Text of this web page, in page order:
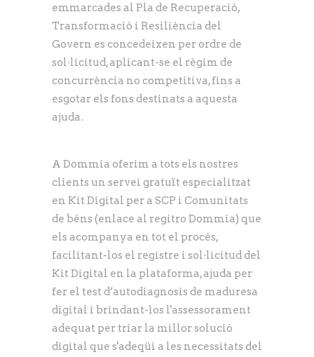
emmarcades al Pla de Recuperació,
Transformació i Resiliència del
Govern es concedeixen per ordre de
sol·licitud, aplicant-se el règim de
concurrència no competitiva, fins a
esgotar els fons destinats a aquesta
ajuda.
A Dommia oferim a tots els nostres
clients un servei gratuït especialitzat
en Kit Digital per a SCP i Comunitats
de béns (enlace al regitro Dommia) que
els acompanya en tot el procés,
facilitant-los el registre i sol·licitud del
Kit Digital en la plataforma, ajuda per
fer el test d’autodiagnosis de maduresa
digital i brindant-los l'assessorament
adequat per triar la millor solució
digital que s'adeqüi a les necessitats del